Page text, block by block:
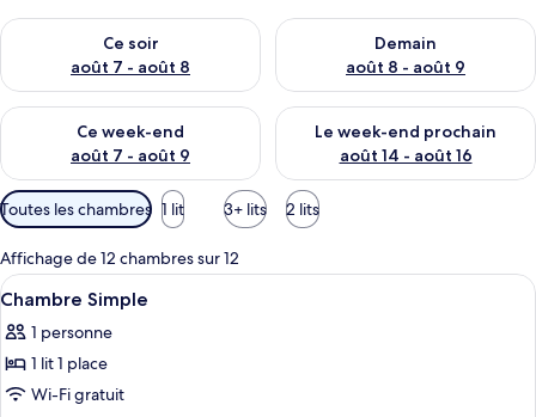
Ce soir
août 7 - août 8
Vérifier la disponibilité pour ce soir août 7 - août 8
Demain
août 8 - août 9
Vérifier la disponibilité pour
Ce week-end
août 7 - août 9
Vérifier la disponibilité pour ce week-end août 7 - août 9
Le week-end prochain
août 14 - août 16
Vérifier la disponibilité pour
Filtres
disponibles
pour
les
chambres
Toutes les chambres 1 lit 3+ lits 2 lits
Affichage de 12 chambres sur 12
Afficher
toutes
les
photos
pour
Un petit lit bien fait, avec une
5
Chambre Simple
1 personne
1 lit 1 place
Wi-Fi gratuit